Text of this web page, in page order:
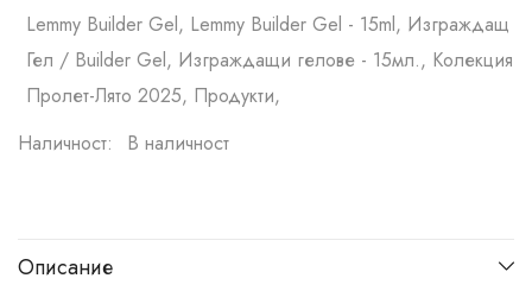
Lemmy Builder Gel, Lemmy Builder Gel - 15ml, Изграждащ
Гел / Builder Gel, Изграждащи гелове - 15мл., Колекция
Пролет-Лято 2025, Продукти,
Наличност:
В наличност
Описание